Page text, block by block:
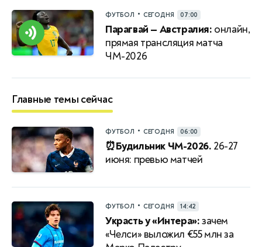
ФУТБОЛ • СЕГОДНЯ 07:00
Парагвай — Австралия: онлайн,
прямая трансляция матча
ЧМ-2026
Главные темы сейчас
ФУТБОЛ • СЕГОДНЯ 06:00
⏰Будильник ЧМ-2026. 26-27
июня: превью матчей
ФУТБОЛ • СЕГОДНЯ 14:42
Украсть у «Интера»:зачем
«Челси» выложил €55 млн за